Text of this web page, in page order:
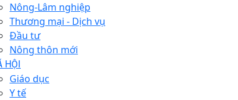
Nông-Lâm nghiệp
Thương mại - Dịch vụ
Đầu tư
Nông thôn mới
HỘI
Giáo dục
Y tế